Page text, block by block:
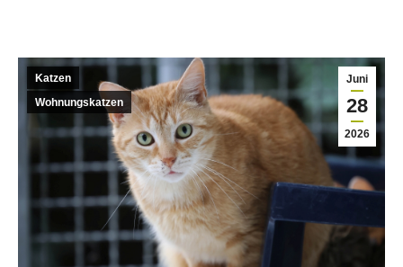
Juni
28
2026
Katzen
Wohnungskatzen